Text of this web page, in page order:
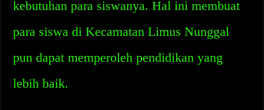
kebutuhan para siswanya. Hal ini membuat
para siswa di Kecamatan Limus Nunggal
pun dapat memperoleh pendidikan yang
lebih baik.